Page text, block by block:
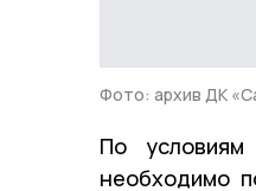
Фото: архив ДК
По условиям
необходимо